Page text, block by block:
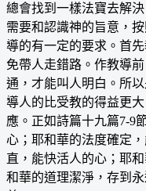
總會找到一樣法寶去解
需要和認識神的旨意，
導的有一定的要求。首
免帶人走錯路。作教導
通，才能叫人明白。所
導人的比受教的得益更
應。正如詩篇十九篇7-9
心；耶和華的法度確定
直，能快活人的心；耶
和華的道理潔淨，存到